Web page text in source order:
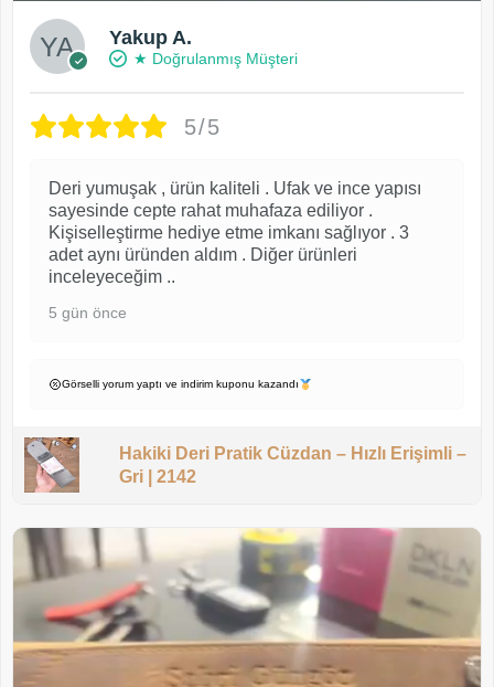
Yakup A.
★ Doğrulanmış Müşteri
5/5
Deri yumuşak , ürün kaliteli . Ufak ve ince yapısı
sayesinde cepte rahat muhafaza ediliyor .
Kişiselleştirme hediye etme imkanı sağlıyor . 3
adet aynı üründen aldım . Diğer ürünleri
inceleyeceğim ..
5 gün önce
Görselli yorum yaptı ve indirim kuponu kazandı
Hakiki Deri Pratik Cüzdan – Hızlı Erişimli –
Gri | 2142